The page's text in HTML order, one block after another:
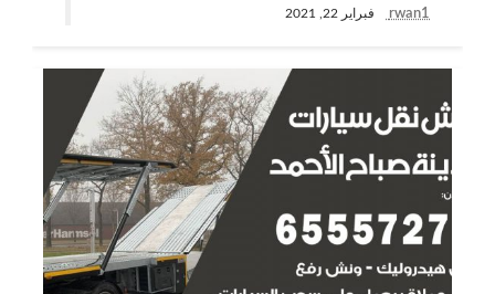
rwan1 فبراير 22, 2021